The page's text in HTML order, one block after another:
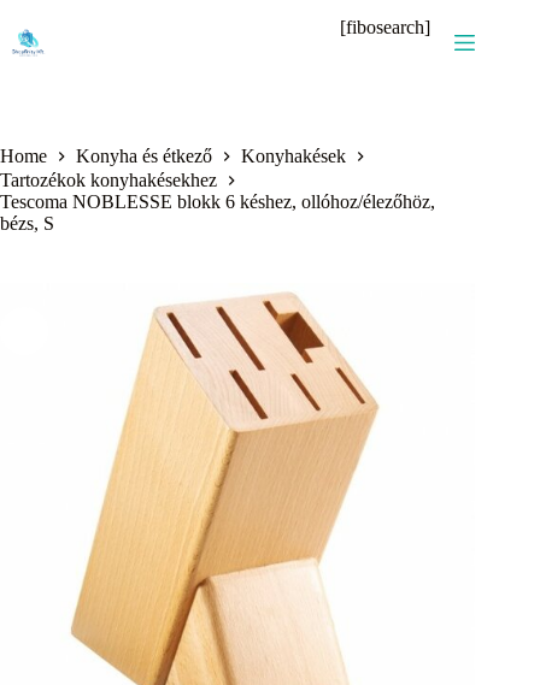
content
[fibosearch]
Home Konyha és étkező
Konyhakések
Tartozékok konyhakésekhez
Tescoma NOBLESSE blokk 6 késhez, ollóhoz/élezőhöz,
bézs, S